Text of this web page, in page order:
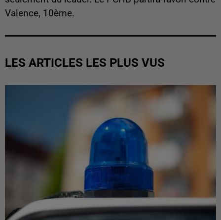
Valence, 10ème.
LES ARTICLES LES PLUS VUS